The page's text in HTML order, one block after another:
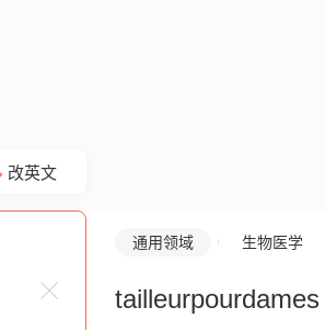
改英文
通用领域 生物医学
tailleurpourdames